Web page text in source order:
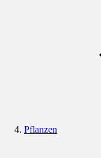
Pflanzen